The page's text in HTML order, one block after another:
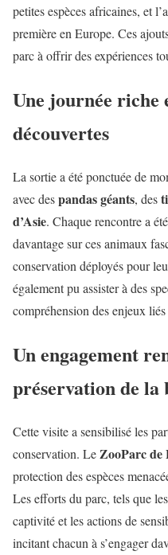
petites espèces africaines, et
première en Europe. Ces
parc à offrir des expériences
Une journée riche
découvertes
La sortie a été ponctuée de
avec despandas géants, des
d’Asie. Chaque rencontre a
davantage sur ces animaux
conservation déployés pour
également pu assister à des
compréhension des enjeux
Un engagement
préservation de la
Cette visite a sensibilisé les
conservation. Le ZooParc de
protection des espèces
Les efforts du parc, tels que
captivité et les actions de
incitant chacun à s’engager